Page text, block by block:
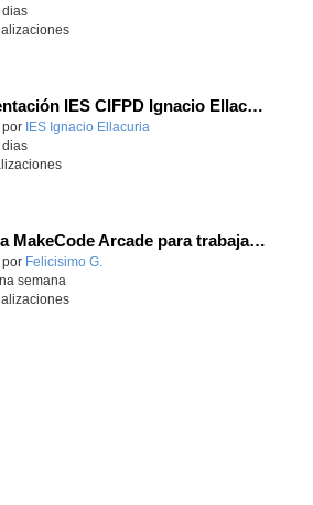
dias
Presentación IES CIFPD Ignacio Ellacuría
educativo.
por IES Ignacio Ellacuria
dias
Instala MakeCode Arcade para trabajar offline en tu tablet, ordenador, Chromebook
educativo.
por Felicisimo G.
semana